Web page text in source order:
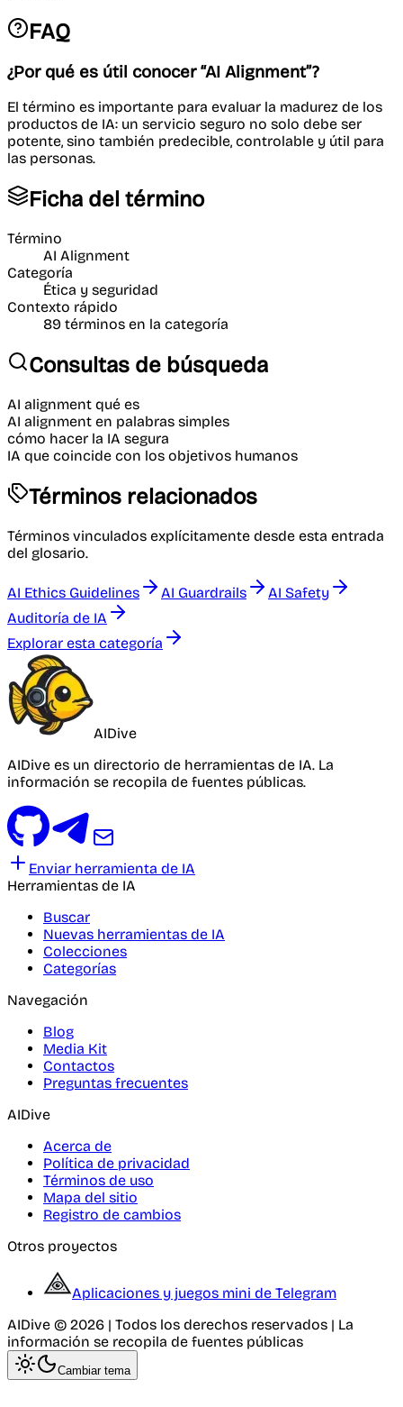
FAQ
¿Por qué es útil conocer “AI Alignment”?
El término es importante para evaluar la madurez de los
productos de IA: un servicio seguro no solo debe ser
potente, sino también predecible, controlable y útil para
las personas.
Ficha del término
Término
AI Alignment
Categoría
Ética y seguridad
Contexto rápido
89 términos en la categoría
Consultas de búsqueda
AI alignment qué es
AI alignment en palabras simples
cómo hacer la IA segura
IA que coincide con los objetivos humanos
Términos relacionados
Términos vinculados explícitamente desde esta entrada
del glosario.
AI Ethics Guidelines AI Guardrails
AI Safety
Auditoría de IA
Explorar esta categoría
AIDive
AIDive es un directorio de herramientas de IA. La
información se recopila de fuentes públicas.
Enviar herramienta de IA
Herramientas de IA
Buscar
Nuevas herramientas de IA
Colecciones
Categorías
Navegación
Blog
Media Kit
Contactos
Preguntas frecuentes
AIDive
Acerca de
Política de privacidad
Términos de uso
Mapa del sitio
Registro de cambios
Otros proyectos
Aplicaciones y juegos mini de Telegram
AIDive © 2026 | Todos los derechos reservados | La
información se recopila de fuentes públicas
Cambiar tema